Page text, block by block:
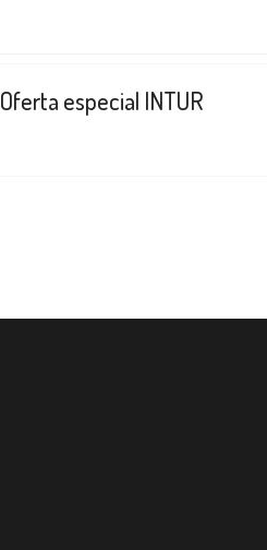
Oferta especial INTUR